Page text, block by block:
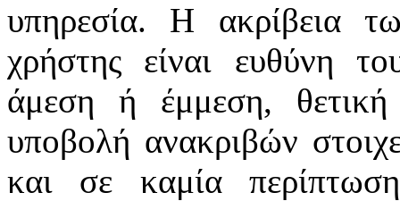
υπηρεσία. Η ακρίβεια
χρήστης είναι ευθύνη
άμεση ή έμμεση,
υποβολή ανακριβών
και σε καμία